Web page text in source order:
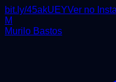
bit.ly/45akUEYVer no
M
Murilo Bastos